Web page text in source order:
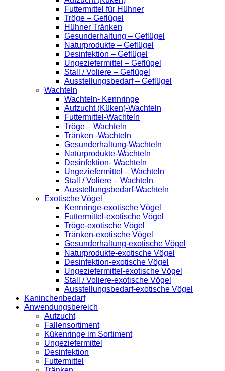
Futtermittel für Hühner
Tröge – Geflügel
Hühner Tränken
Gesunderhaltung – Geflügel
Naturprodukte – Geflügel
Desinfektion – Geflügel
Ungeziefermittel – Geflügel
Stall / Voliere – Geflügel
Ausstellungsbedarf – Geflügel
Wachteln
Wachteln- Kennringe
Aufzucht (Küken)-Wachteln
Futtermittel-Wachteln
Tröge – Wachteln
Tränken -Wachteln
Gesunderhaltung-Wachteln
Naturprodukte-Wachteln
Desinfektion- Wachteln
Ungeziefermittel – Wachteln
Stall / Voliere – Wachteln
Ausstellungsbedarf-Wachteln
Exotische Vögel
Kennringe-exotische Vögel
Futtermittel-exotische Vögel
Tröge-exotische Vögel
Tränken-exotische Vögel
Gesunderhaltung-exotische Vögel
Naturprodukte-exotische Vögel
Desinfektion-exotische Vögel
Ungeziefermittel-exotische Vögel
Stall / Voliere-exotische Vögel
Ausstellungsbedarf-exotische Vögel
Kaninchenbedarf
Anwendungsbereich
Aufzucht
Fallensortiment
Kükenringe im Sortiment
Ungeziefermittel
Desinfektion
Futtermittel